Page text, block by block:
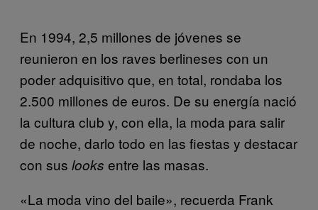
En 1994, 2,5 millones de jóvenes se
reunieron en los raves berlineses con un
poder adquisitivo que, en total, rondaba los
2.500 millones de euros. De su energía nació
la cultura club y, con ella, la moda para salir
de noche, darlo todo en las fiestas y destacar
con sus looks entre las masas.
«La moda vino del baile», recuerda Frank